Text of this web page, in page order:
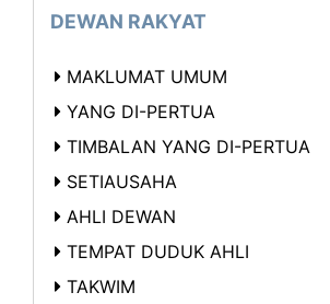
DEWAN RAKYAT
MAKLUMAT UMUM
YANG DI-PERTUA
TIMBALAN YANG DI-PERTUA
SETIAUSAHA
AHLI DEWAN
TEMPAT DUDUK AHLI
TAKWIM